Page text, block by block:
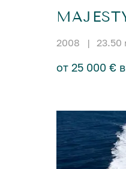
2008 | 23.50
от 25 000 €